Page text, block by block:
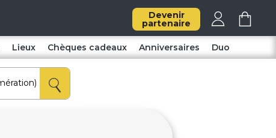
Devenir
partenaire
Lieux Chèques cadeaux Anniversaires Duo